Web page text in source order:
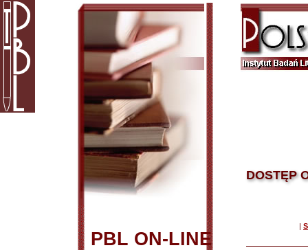
PBL ON-LINE
DOSTĘP
|